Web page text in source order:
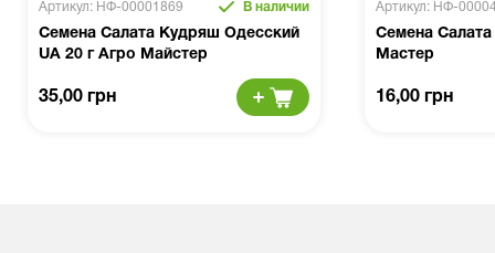
Артикул: НФ-00001869 В наличии
Семена Салата Кудряш Одесский
UA 20 г Агро Майстер
35,00 грн
Артикул: НФ-
Семена Салата
Мастер
16,00 грн